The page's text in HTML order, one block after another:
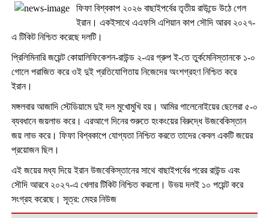
ফিফা বিশ্বকাপ ২০২৬ বাছাইপর্বের তৃতীয় রাউন্ডে উঠে গেল
ইরান। একইসাথে এএফসি এশিয়ান কাপ সৌদি আরব ২০২৭-
এ টিকিট নিশ্চিত করেছে দলটি।
প্রিলিমিনারি জয়েন্ট কোয়ালিফিকেশন-রাউন্ড ২-এর গ্রুপ ই-তে তুর্কমেনিস্তানকে ১-০
গোলে পরাজিত করে ওই দুই প্রতিযোগিতায় নিজেদের অংশগ্রহণ নিশ্চিত করে
ইরান।
মঙ্গলবার আজাদি স্টেডিয়ামে দুই দল মুখোমুখি হয়। আমির গালেনোইয়ের ছেলেরা ৫-০
ব্যবধানে জয়লাভ করে। এরআগে দিনের শুরুতে হংকংয়ের বিরুদ্ধে উজবেকিস্তান
জয় লাভ করে। ফিফা বিশ্বকাপে যোগ্যতা নিশ্চিত করতে তাদের কেবল একটি জয়ের
প্রয়োজন ছিল।
এই জয়ের মধ্য দিয়ে ইরান উজবেকিস্তানের সাথে বাছাইপর্বের পরের রাউন্ড এবং
সৌদি আরবে ২০২৭-এ খেলার টিকিট নিশ্চিত করলো। উভয় দলই ১০ পয়েন্ট করে
সংগ্রহ করেছে। সূত্র: মেহর নিউজ